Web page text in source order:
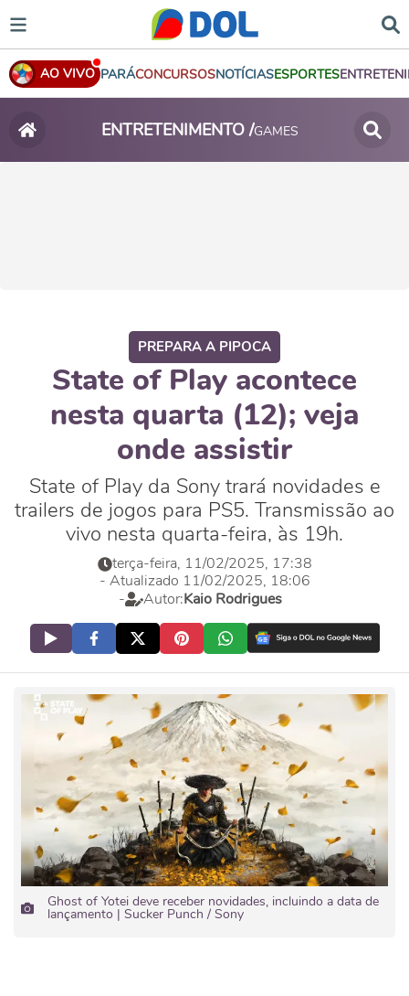
AO VIVO PARÁCONCURSOSNOTÍCIASESPORTES
ENTRETENIMENTO /GAMES
PREPARA A PIPOCA
State of Play acontece
nesta quarta (12); veja
onde assistir
State of Play da Sony trará novidades e
trailers de jogos para PS5. Transmissão ao
vivo nesta quarta-feira, às 19h.
terça-feira, 11/02/2025, 17:38
- Atualizado 11/02/2025, 18:06
-
Autor:Kaio Rodrigues
Ghost of Yotei deve receber novidades, incluindo a data de
lançamento | Sucker Punch / Sony